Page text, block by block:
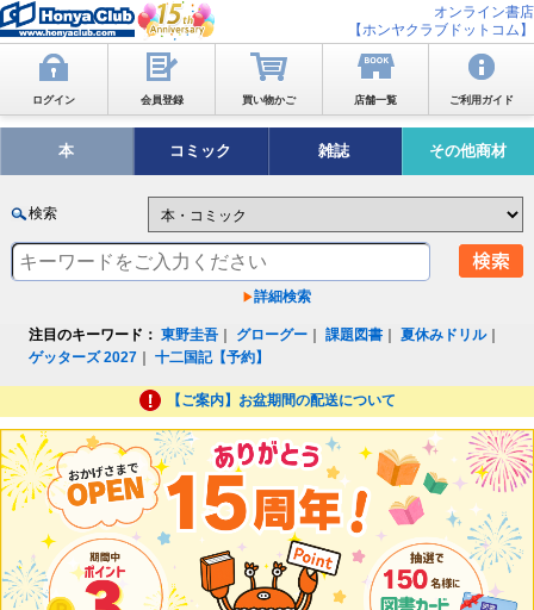
オンライン書店
【ホンヤクラブドットコム】
ログイン 会員登録 買い物かご 店舗一覧 ご利用ガイド
本 コミック 雑誌 その他商材
検索
詳細検索
注目のキーワード： 東野圭吾 グローグー ｜課題図書 ｜夏休みドリル｜
ゲッターズ 2027 ｜十二国記【予約】
【ご案内】お盆期間の配送について